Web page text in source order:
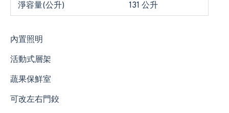
淨容量(公升)
131 公升
內置照明
活動式層架
蔬果保鮮室
可改左右門鉸